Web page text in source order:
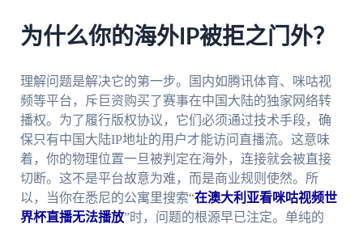
为什么你的海外IP被拒之门外？
理解问题是解决它的第一步。国内如腾讯体育、咪咕视
频等平台，斥巨资购买了赛事在中国大陆的独家网络转
播权。为了履行版权协议，它们必须通过技术手段，确
保只有中国大陆IP地址的用户才能访问直播流。这意味
着，你的物理位置一旦被判定在海外，连接就会被直接
切断。这不是平台故意为难，而是商业规则使然。所
以，当你在悉尼的公寓里搜索“在澳大利亚看咪咕视频世
界杯直播无法播放”时，问题的根源早已注定。单纯的